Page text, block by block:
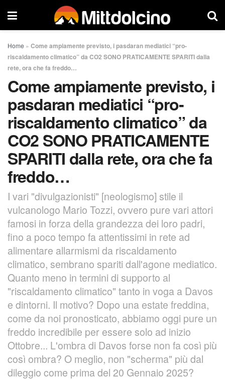
Home » Come ampiamente previsto, i pasdaran mediatici “pro-
riscaldamento climatico” da CO2 SONO PRATICAMENTE SPARITI dalla
rete, ora che fa freddo…
Come ampiamente previsto, i
pasdaran mediatici “pro-
riscaldamento climatico” da
CO2 SONO PRATICAMENTE
SPARITI dalla rete, ora che fa
freddo…
I vari "divulgazionisti" [neologismo] stile il
vulcanologo Mario Tozzi, ovvero pure vari attori
famosi in forza della grandezza dei loro padri,
fino a poco tempo fa attentissimi in rete ad
alimentare allarmismi da riscaldamento
climatico, sembrano spariti dall'agone mediatico.
Quanto meno in termini di supporto al
"riscaldamento climatico" tanto in voga a Davos
e dintorni. Il motivo? Dopo una estate freddina,
come da noi pronosticato, abbiamo oggi pure un
freddo incredibile per essere solo ad inizio
Ottobre... L'ombra di Davos forse non fa così più
così ombra? O meglio, non "scherma" più dal
dileggio come prima del 20 Gennaio 2025?